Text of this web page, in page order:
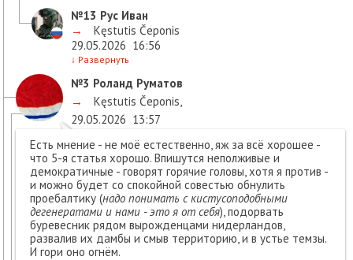
№13 Рус Иван
→
Kęstutis Čeponis
29.05.2026 16:56
↓ Развернуть
№3 Роланд Руматов
→
Kęstutis Čeponis
29.05.2026 13:57
Есть мнение - не моё естественно, яж за всё хорошее -
что 5-я статья хорошо. Впишутся неполживые и
демократичные - говорят горячие головы, хотя я против -
и можно будет со спокойной совестью обнулить
проебалтику (надо понимать с кистусоподобными
дегенератами и нами - это я от себя), подорвать
буревесник рядом вырожденцами нидерландов,
развалив их дамбы и смыв территорию, и в устье темзы.
И гори оно огнём.